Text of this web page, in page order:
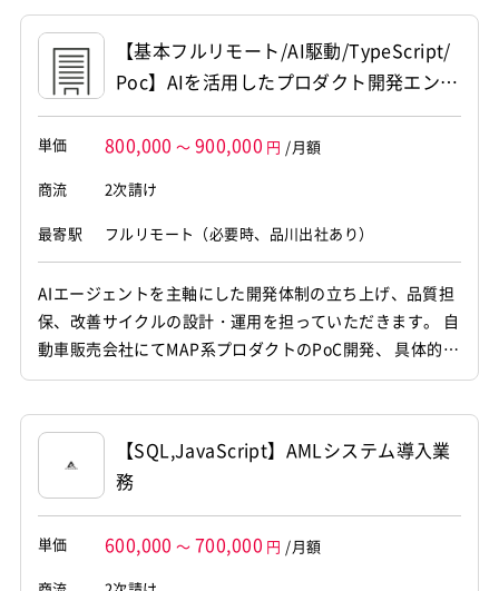
ならびにバックエンド開発全般まで幅広くご対応いただく
ポジションです。 【仕事内容】 下記の業務を担っていた
だく想...
【基本フルリモート/AI駆動/TypeScript/
Poc】AIを活用したプロダクト開発エンジ
ニア募集
単価 800,000 ～ 900,000 円 /月額
商流
2次請け
最寄駅 フルリモート（必要時、品川出社あり）
AIエージェントを主軸にした開発体制の立ち上げ、品質担
保、改善サイクルの設計・運用を担っていただきます。 自
動車販売会社にてMAP系プロダクトのPoC開発、 具体的な
機能や仕様については、今後ステークホルダーと協議しな
める想定です。 担当いただく業務は以下を想定していま
す。 ・技術的な実現可能性、コスト、品質、拡張性の観点
での提案 ...
【SQL,JavaScript】AMLシステム導入業
務
単価 600,000 ～ 700,000 円 /月額